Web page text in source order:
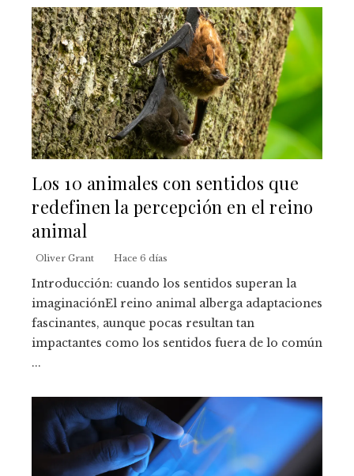
Los 10 animales con sentidos que
redefinen la percepción en el reino
animal
Oliver Grant Hace 6 días
Introducción: cuando los sentidos superan la
imaginaciónEl reino animal alberga adaptaciones
fascinantes, aunque pocas resultan tan
impactantes como los sentidos fuera de lo común
...